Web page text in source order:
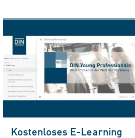
Kostenloses E-Learning